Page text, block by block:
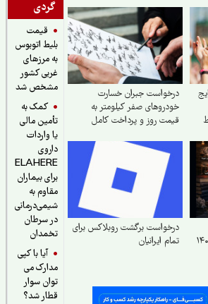
گردی
قیمت
بلیط اتوبوس
به مرزهای
غربی کشور
مشخص شد
کمک به
تأمین مالی
یا واردات
ELAHERE
برای بیماران
مقاوم به
شیمی‌درمانی
در سرطان
تخمدان
آیا با کپی
مدارک می
توان سوار
قطار شد؟
درخواست جبران خسارت
خودروهای صفر کیلومتر به
قیمت روز و پرداخت کامل
بیمه
درخواست برگشت روبلاکس برای
تمام ایرانیان